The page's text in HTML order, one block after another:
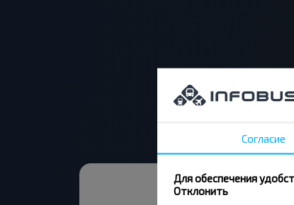
Согласие
Для обеспечения
Отклонить